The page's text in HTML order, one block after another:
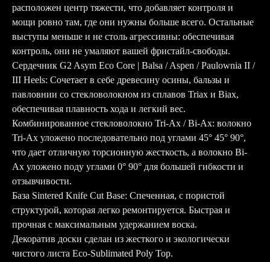
расположен центр тяжести, что добавляет контроля и
мощи ровно там, где они нужны больше всего. Остальные
выступы меньше и не столь агрессивны: обеспечивая
контроль, они не умаляют вашей фристайл-свободы.
Сердечник G2 Asym Eco Core | Balsa / Aspen / Paulownia II /
III Heels: Сочетает в себе древесину осины, бальзы и
павловнии со стекловолокном из сплавов Triax и Biax,
обеспечивая плавность хода и легкий вес.
Комбинированное стекловолокно Tri-Ax / Bi-Ax: волокно
Tri-Ax уложено последовательно под углами 45° 45° 90°,
что дает отличную торсионную жесткость, а волокно Bi-
Ax уложено поду углами 0° 90° для большей гибкости и
отзывчивости.
База Sintered Knife Cut Base: Спеченная, с пористой
структурой, которая легко ремонтируется. Быстрая и
прочная с максимальным удержанием воска.
Декоратив доски сделан из жесткого и экологически
чистого листа Eco-Sublimated Poly Top.